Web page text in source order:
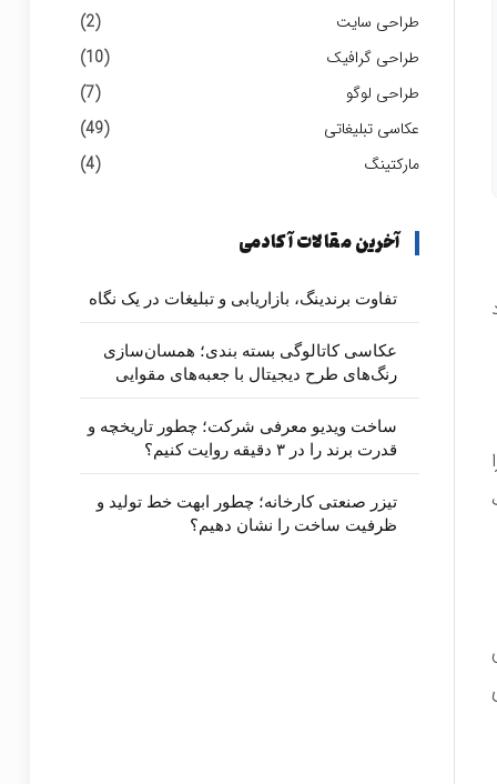
طراحی سایت
(2)
طراحی گرافیک
(10)
طراحی لوگو
(7)
عکاسی تبلیغاتی
(49)
مارکتینگ
(4)
آخرین مقالات آکادمی
تفاوت برندینگ، بازاریابی و تبلیغات در یک نگاه
عکاسی کاتالوگی بسته بندی؛ همسان‌سازی
رنگ‌های طرح دیجیتال با جعبه‌های مقوایی
ساخت ویدیو معرفی شرکت؛ چطور تاریخچه و
قدرت برند را در ۳ دقیقه روایت کنیم؟
تیزر صنعتی کارخانه؛ چطور ابهت خط تولید و
ظرفیت ساخت را نشان دهیم؟